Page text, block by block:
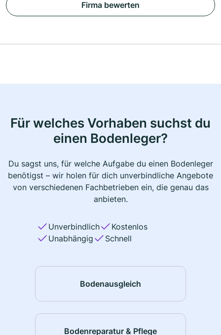
Firma bewerten
Für welches Vorhaben suchst du
einen Bodenleger?
Du sagst uns, für welche Aufgabe du einen Bodenleger
benötigst – wir holen für dich unverbindliche Angebote
von verschiedenen Fachbetrieben ein, die genau das
anbieten.
Unverbindlich
Kostenlos
Unabhängig
Schnell
Bodenausgleich
Bodenreparatur & Pflege